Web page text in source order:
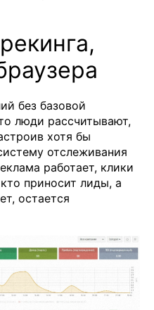
без базовой
люди рассчитывают,
хотя бы
отслеживания
работает, клики
приносит лиды, а
остается